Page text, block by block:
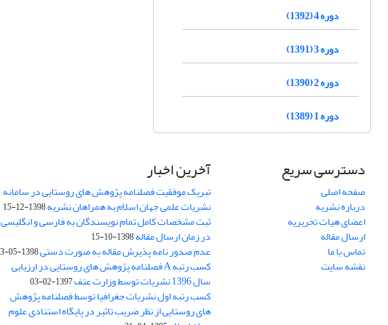
دوره 4 (1392)
دوره 3 (1391)
دوره 2 (1390)
دوره 1 (1389)
دسترسی سریع
صفحه اصلی
درباره نشریه
اعضای هیات تحریریه
ارسال مقاله
تماس با ما
نقشه سایت
آخرین اخبار
تبریک موفقیت فصلنامه پژوهش های روستایی در سامانه
نشریات علمی جهان اسلام به همراهان نشریه1398-12-15
ثبت مشخصات کامل تمام نویسندگان به فارسی و انگلیسی
در زمان ارسال مقاله1398-10-15
عدم صدور نامه پذیرش مقاله به صورت دستی1398-05-23
کسب رتبه A فصلنامه پژوهش های روستایی در ارزیابی
سال 1396 نشریات توسط وزارت عتف 1397-02-03
کسب رتبه اول نشریات جغرافیا توسط فصلنامه پژوهش
های روستایی از نظر ضریب تاثیر در پایگاه استنادی علوم